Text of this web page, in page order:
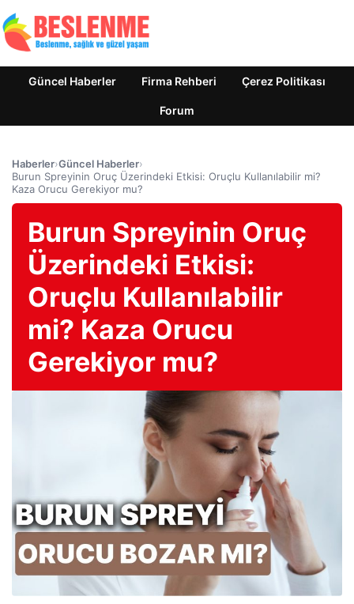
Güncel Haberler Firma Rehberi Çerez Politikası
Forum
Haberler›Güncel Haberler›
Burun Spreyinin Oruç Üzerindeki Etkisi: Oruçlu Kullanılabilir mi?
Kaza Orucu Gerekiyor mu?
Burun Spreyinin Oruç
Üzerindeki Etkisi:
Oruçlu Kullanılabilir
mi? Kaza Orucu
Gerekiyor mu?